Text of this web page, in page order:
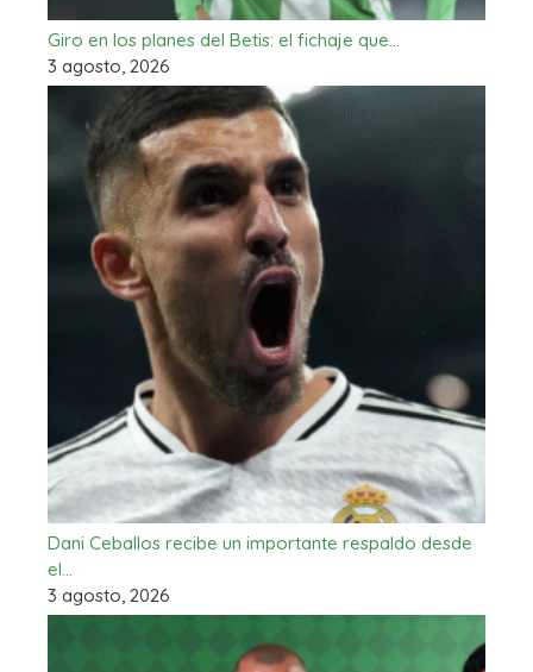
Giro en los planes del Betis: el fichaje que…
3 agosto, 2026
Dani Ceballos recibe un importante respaldo desde
el…
3 agosto, 2026